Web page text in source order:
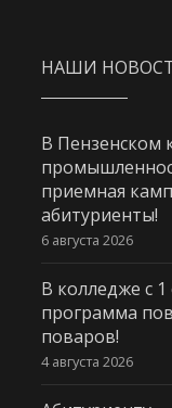
НАШИ
В Пензенском
приемная
абитуриенты!
6 августа 2026
В колледже с 1
программа
поваров!
4 августа 2026